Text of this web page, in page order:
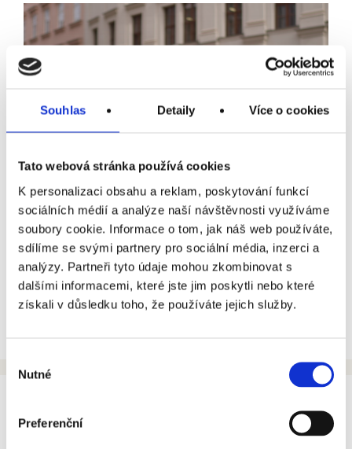
Souhlas Detaily Více o cookies
Tato webová stránka používá cookies
K personalizaci obsahu a reklam, poskytování funkcí
sociálních médií a analýze naší návštěvnosti využíváme
soubory cookie. Informace o tom, jak náš web používáte,
sdílíme se svými partnery pro sociální média, inzerci a
analýzy. Partneři tyto údaje mohou zkombinovat s
dalšími informacemi, které jste jim poskytli nebo které
získali v důsledku toho, že používáte jejich služby.
souhlasu
Nutné
Preferenční
14. 5. 2026
Chytré sloupky už hlídají 13 lokalit v centru Brna.
Záchranářům a hasičům zrychlují průjezd díky 5G a C-
ITS